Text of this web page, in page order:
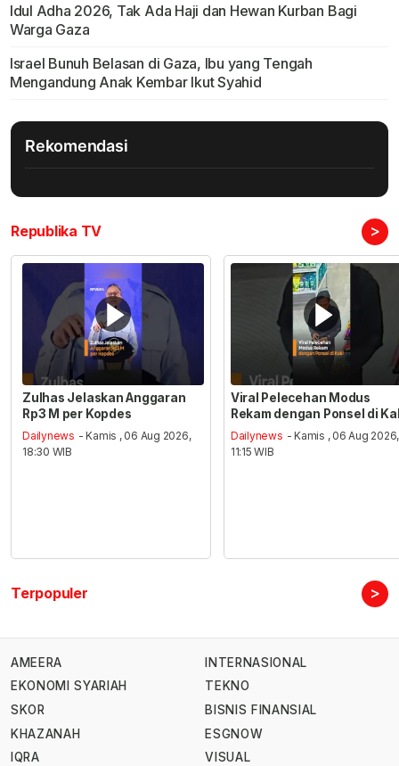
Idul Adha 2026, Tak Ada Haji dan Hewan Kurban Bagi
Warga Gaza
Israel Bunuh Belasan di Gaza, Ibu yang Tengah
Mengandung Anak Kembar Ikut Syahid
Rekomendasi
Republika TV >
Zulhas Jelaskan Anggaran
Rp3 M per Kopdes
Dailynews - Kamis , 06 Aug 2026,
18:30 WIB
Viral Pelecehan Modus
Rekam dengan Ponsel di
Dailynews - Kamis , 06 Aug 2026,
11:15 WIB
Terpopuler >
AMEERA
EKONOMI SYARIAH
SKOR
KHAZANAH
IQRA
INTERNASIONAL
TEKNO
BISNIS FINANSIAL
ESGNOW
VISUAL